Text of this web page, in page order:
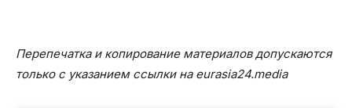
Перепечатка и копирование материалов допускаются
только с указанием ссылки на eurasia24.media